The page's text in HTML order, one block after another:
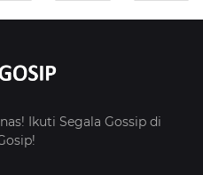
Ikuti Segala Gossip di